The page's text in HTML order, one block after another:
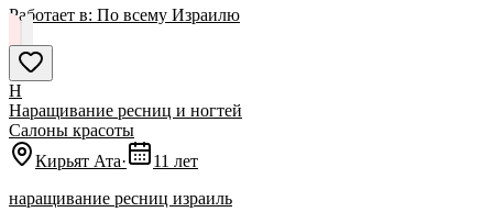
Работает в: По всему Израилю
Н
Наращивание ресниц и ногтей
Салоны красоты
Кирьят Ата·
11 лет
наращивание ресниц израиль